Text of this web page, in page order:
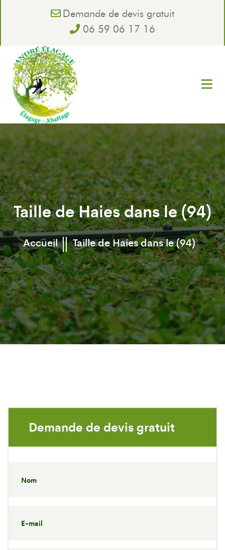
Demande de devis gratuit
06 59 06 17 16
Taille de Haies dans le (94)
Accueil Taille de Haies dans le (94)
Demande de devis gratuit